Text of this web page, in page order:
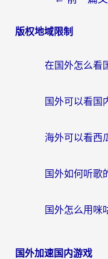
版权地域限制
国外加速国内游戏